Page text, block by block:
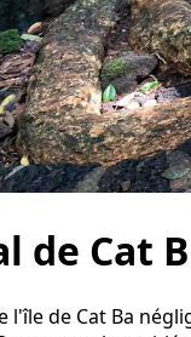
de Cat
l'île de Cat Ba